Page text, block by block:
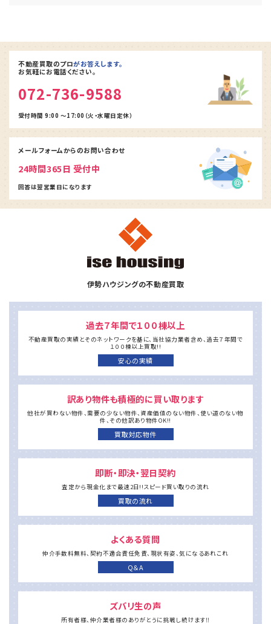
ホーム
安心の実績 お客様の声
お問い合わせ
お気軽にお問い合わせください
072-736-9588
受付時間 9:00 ～17:00（火・水曜日定休）
不動産買取のプロがお答えします。
お気軽にお電話ください。
072-736-9588
受付時間 9:00 ～17:00（火・水曜日定休）
メールフォームからのお問い合わせ
24時間365日 受付中
回答は翌営業日になります
伊勢ハウジングの不動産買取
過去７年間で１００棟以上
不動産買取の実績とそのネットワークを基に、 当社協力業者含め、過去７年間で
１００棟以上買取!!
安心の実績
訳あり物件も積極的に買い取ります
他社が買わない物件、需要の少ない物件、 資産価値のない物件、使い道のない物
件、その他訳あり物件OK!!
買取対応物件
即断・即決・翌日契約
査定から現金化まで最速2日!!スピード買い取りの流れ
買取の流れ
よくある質問
仲介手数料無料、 契約不適合責任免責、現状有姿、気になるあれこれ
Q＆A
ズバリ生の声
所有者様、仲介業者様の ありがとうに挑戦し続けます‼